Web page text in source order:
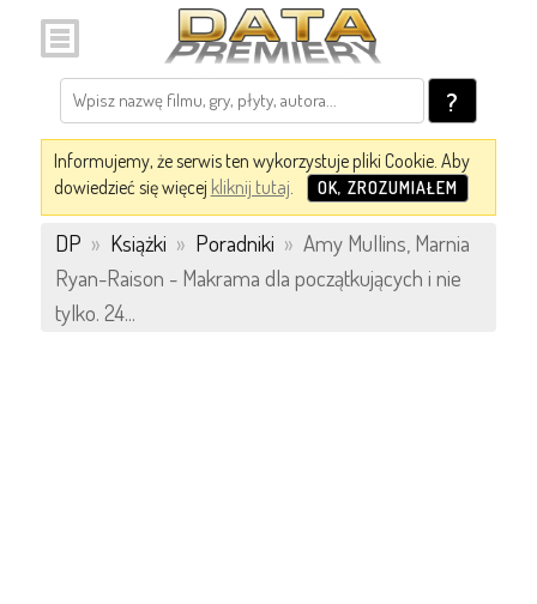
?
Informujemy, że serwis ten wykorzystuje pliki Cookie. Aby
dowiedzieć się więcej kliknij tutaj. OK, ZROZUMIAŁEM
DP » Książki » Poradniki » Amy Mullins, Marnia
Ryan-Raison - Makrama dla początkujących i nie
tylko. 24...